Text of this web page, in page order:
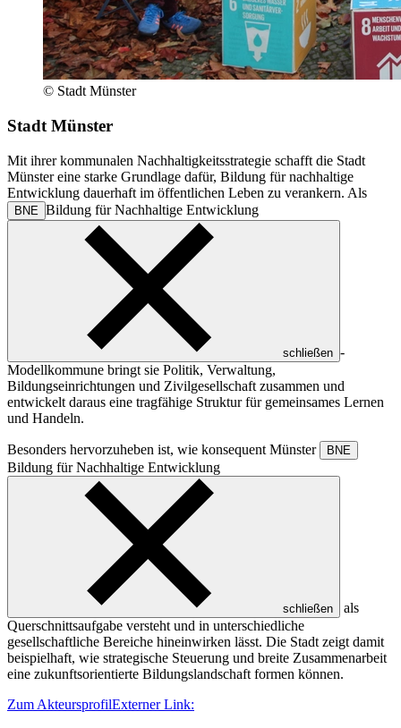
© Stadt Münster
Stadt Münster
Mit ihrer kommunalen Nachhaltigkeitsstrategie schafft die Stadt
Münster eine starke Grundlage dafür, Bildung für nachhaltige
Entwicklung dauerhaft im öffentlichen Leben zu verankern. Als
BNE Bildung für Nachhaltige Entwicklung
schließen -
Modellkommune bringt sie Politik, Verwaltung,
Bildungseinrichtungen und Zivilgesellschaft zusammen und
entwickelt daraus eine tragfähige Struktur für gemeinsames Lernen
und Handeln.
Besonders hervorzuheben ist, wie konsequent Münster BNE
Bildung für Nachhaltige Entwicklung
schließen
als
Querschnittsaufgabe versteht und in unterschiedliche
gesellschaftliche Bereiche hineinwirken lässt. Die Stadt zeigt damit
beispielhaft, wie strategische Steuerung und breite Zusammenarbeit
eine zukunftsorientierte Bildungslandschaft formen können.
Zum AkteursprofilExterner Link: